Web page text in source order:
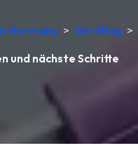
Germany > Der Blog >
und nächste Schritte